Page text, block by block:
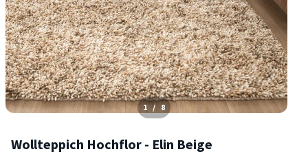
1 / 8
Wollteppich Hochflor - Elin Beige